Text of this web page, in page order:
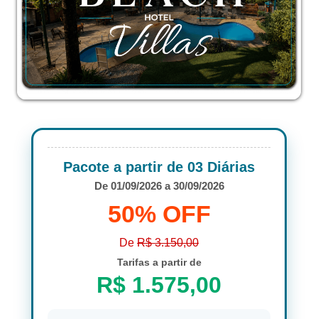
Pacote a partir de 03 Diárias
De 01/09/2026 a 30/09/2026
50% OFF
De R$ 3.150,00
Tarifas a partir de
R$ 1.575,00